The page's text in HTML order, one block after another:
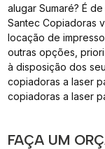
alugar Sumaré? É
Santec Copiadoras
locação de
outras opções,
à disposição dos
copiadoras a laser
copiadoras a laser
FAÇA UM